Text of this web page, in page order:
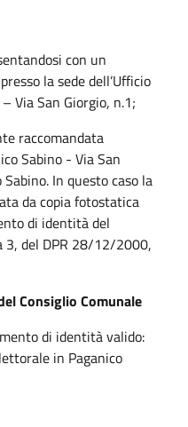
con un
la sede dell’Ufficio
Via San Giorgio, n.1;
raccomandata
Sabino - Via San
In questo caso la
da copia fotostatica
di identità del
del DPR 28/12/2000,
Consiglio Comunale
di identità valido:
in Paganico